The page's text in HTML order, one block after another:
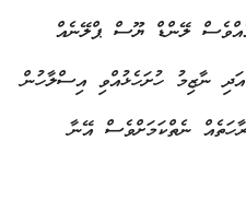
އެއްވެސް ލޭންޑް ޔޫސް ޕްލޭނެއް
ނާޒިމު ހުށަހެޅުއްވި އިސްލާހުން
ރާހަތެއް ނެތްކަމަށްވެސް އޭނާ